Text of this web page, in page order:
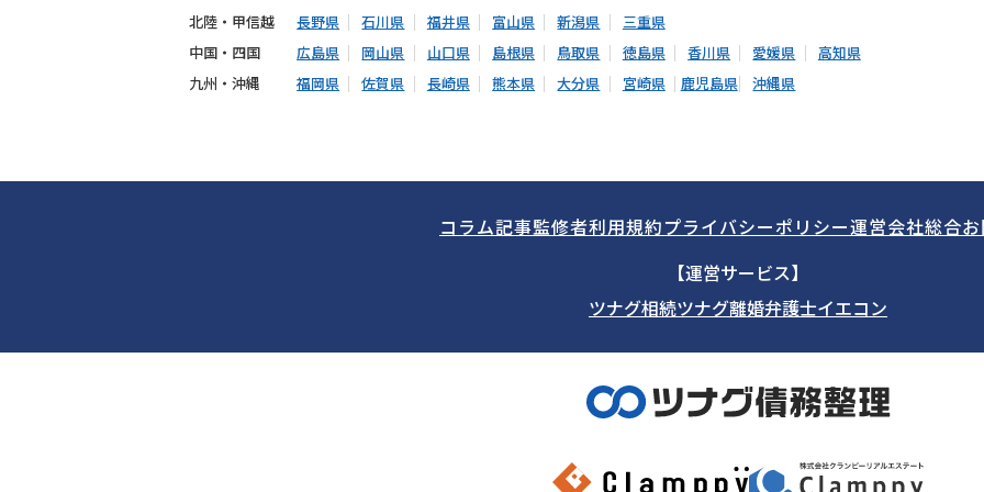
北陸・甲信越
長野県 石川県 福井県 富山県 新潟県
三重県
中国・四国
広島県 岡山県 山口県 島根県 鳥取県 徳島県 香川県 愛媛県
高知県
九州・沖縄
福岡県 佐賀県 長崎県 熊本県 大分県 宮崎県 鹿児島県 沖縄県
コラム記事監修者利用規約プライバシーポリシー運営会社総合
【運営サービス】
ツナグ相続ツナグ離婚弁護士イエコン